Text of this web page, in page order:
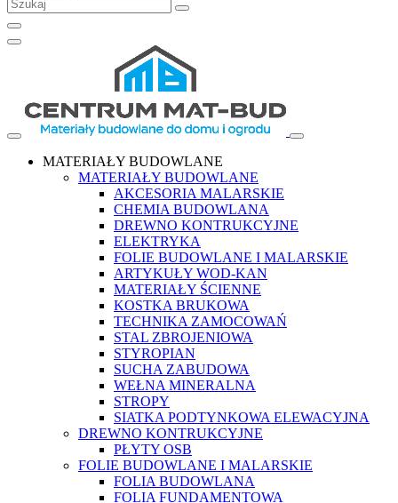
MATERIAŁY BUDOWLANE
MATERIAŁY BUDOWLANE
AKCESORIA MALARSKIE
CHEMIA BUDOWLANA
DREWNO KONTRUKCYJNE
ELEKTRYKA
FOLIE BUDOWLANE I MALARSKIE
ARTYKUŁY WOD-KAN
MATERIAŁY ŚCIENNE
KOSTKA BRUKOWA
TECHNIKA ZAMOCOWAŃ
STAL ZBROJENIOWA
STYROPIAN
SUCHA ZABUDOWA
WEŁNA MINERALNA
STROPY
SIATKA PODTYNKOWA ELEWACYJNA
DREWNO KONTRUKCYJNE
PŁYTY OSB
FOLIE BUDOWLANE I MALARSKIE
FOLIA BUDOWLANA
FOLIA FUNDAMENTOWA